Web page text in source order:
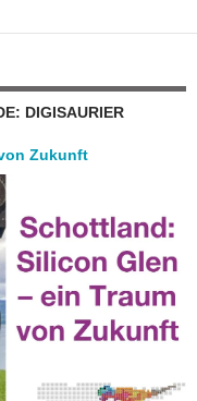
DIGISAURIER
Zukunft